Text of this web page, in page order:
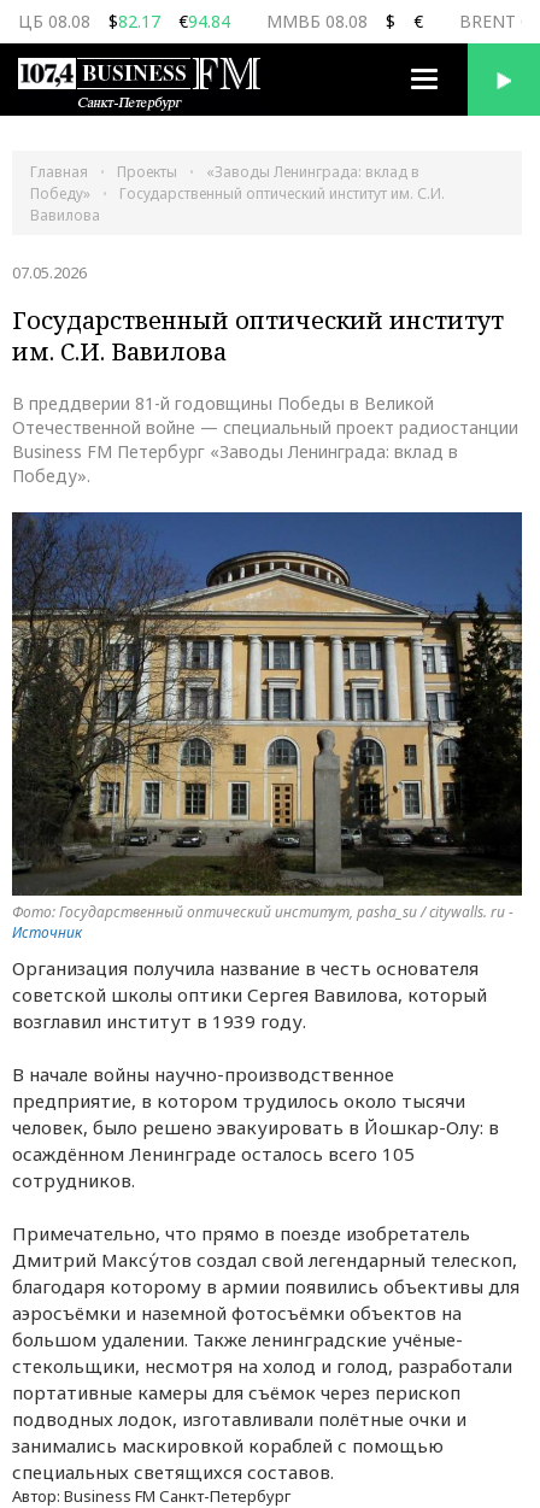
ЦБ 08.08 $82.17 €94.84 ММВБ 08.08 $ € BRENT
Переключить
Главная Проекты
«Заводы Ленинграда: вклад в
Победу»
Государственный оптический институт им. С.И.
Вавилова
07.05.2026
Государственный оптический институт
им. С.И. Вавилова
В преддверии 81-й годовщины Победы в Великой
Отечественной войне — специальный проект радиостанции
Business FM Петербург «Заводы Ленинграда: вклад в
Победу».
Фото: Государственный оптический институт, pasha_su / citywalls. ru -
Источник
Организация получила название в честь основателя
советской школы оптики Сергея Вавилова, который
возглавил институт в 1939 году.
В начале войны научно-производственное
предприятие, в котором трудилось около тысячи
человек, было решено эвакуировать в Йошкар-Олу: в
осаждённом Ленинграде осталось всего 105
сотрудников.
Примечательно, что прямо в поезде изобретатель
Дмитрий Максу́тов создал свой легендарный телескоп,
благодаря которому в армии появились объективы для
аэросъёмки и наземной фотосъёмки объектов на
большом удалении. Также ленинградские учёные-
стекольщики, несмотря на холод и голод, разработали
портативные камеры для съёмок через перископ
подводных лодок, изготавливали полётные очки и
занимались маскировкой кораблей с помощью
специальных светящихся составов.
Автор: Business FM Санкт-Петербург